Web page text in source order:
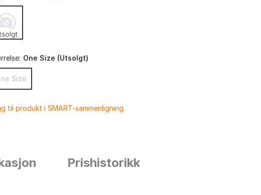
One Size (Utsolgt)
Size
til produkt i SMART-sammenligning
Prishistorikk